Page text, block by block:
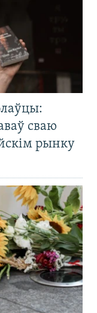
сваю
рынку